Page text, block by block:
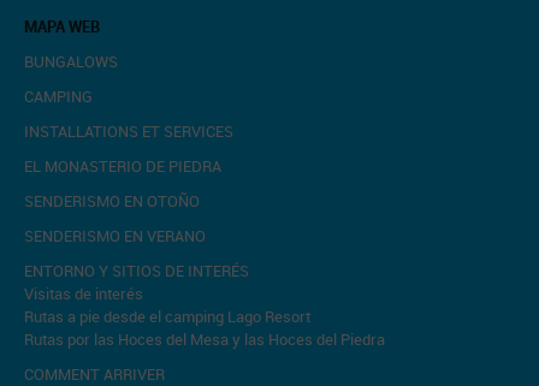
MAPA WEB
BUNGALOWS
CAMPING
INSTALLATIONS ET SERVICES
EL MONASTERIO DE PIEDRA
SENDERISMO EN OTOÑO
SENDERISMO EN VERANO
ENTORNO Y SITIOS DE INTERÉS
Visitas de interés
Rutas a pie desde el camping Lago Resort
Rutas por las Hoces del Mesa y las Hoces del Piedra
COMMENT ARRIVER